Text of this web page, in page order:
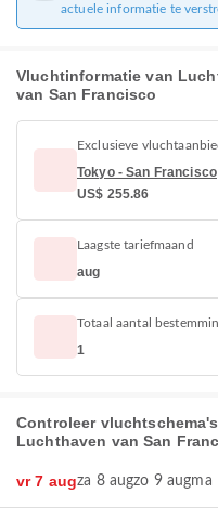
actuele informatie te
Vluchtinformatie van
van San Francisco
Exclusieve
Tokyo - San Francisco
US$ 255.86
Laagste tariefmaand
aug
Totaal aantal
1
Controleer
Luchthaven van San
vr 7 augza 8 augzo 9 augma